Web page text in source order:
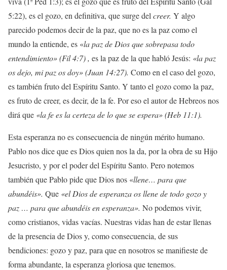
5:22), es el gozo, en definitiva, que surge del creer. Y algo
parecido podemos decir de la paz, que no es la paz como el
mundo la entiende, es «la paz de Dios que sobrepasa todo
entendimiento» (Fil 4:7) , es la paz de la que habló Jesús: «la paz
os dejo, mi paz os doy» (Juan 14:27). Como en el caso del gozo,
es también fruto del Espíritu Santo. Y tanto el gozo como la paz,
es fruto de creer, es decir, de la fe. Por eso el autor de Hebreos nos
dirá que «la fe es la certeza de lo que se espera» (Heb 11:1).
Esta esperanza no es consecuencia de ningún mérito humano.
Pablo nos dice que es Dios quien nos la da, por la obra de su Hijo
Jesucristo, y por el poder del Espíritu Santo. Pero notemos
también que Pablo pide que Dios nos «llene… para que
abundéis». Que «el Dios de esperanza os llene de todo gozo y
paz … para que abundéis en esperanza». No podemos vivir,
como cristianos, vidas vacías. Nuestras vidas han de estar llenas
de la presencia de Dios y, como consecuencia, de sus
bendiciones: gozo y paz, para que en nosotros se manifieste de
forma abundante, la esperanza gloriosa que tenemos.